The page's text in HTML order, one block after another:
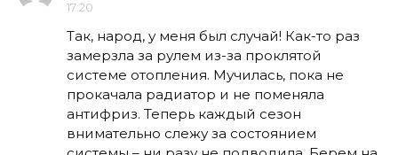
17:20
Так, народ, у меня был случай! Как-то раз
замерзла за рулем из-за проклятой
системе отопления. Мучилась, пока не
прокачала радиатор и не поменяла
антифриз. Теперь каждый сезон
внимательно слежу за состоянием